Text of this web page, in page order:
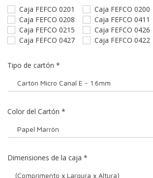
Caja FEFCO 0201
Caja FEFCO 0200
Caja FEFCO 0208
Caja FEFCO 0411
Caja FEFCO 0215
Caja FEFCO 0426
Caja FEFCO 0427
Caja FEFCO 0422
Tipo de cartón *
Color del Cartón *
Dimensiones de la caja *